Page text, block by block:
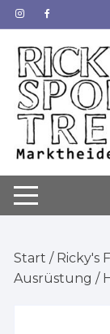
Zum
Inhalt
springen
Start / Ricky's
Ausrüstung /